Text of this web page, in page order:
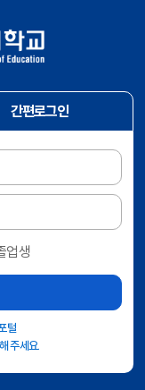
간편로그인
업생
털
주세요.